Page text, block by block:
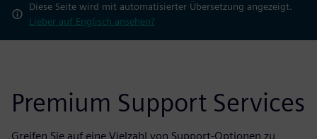
Diese Seite wird mit automatisierter Übersetzung angezeigt.
Lieber auf Englisch ansehen?
Premium Support Services
Greifen Sie auf eine Vielzahl von Support-Optionen zu,